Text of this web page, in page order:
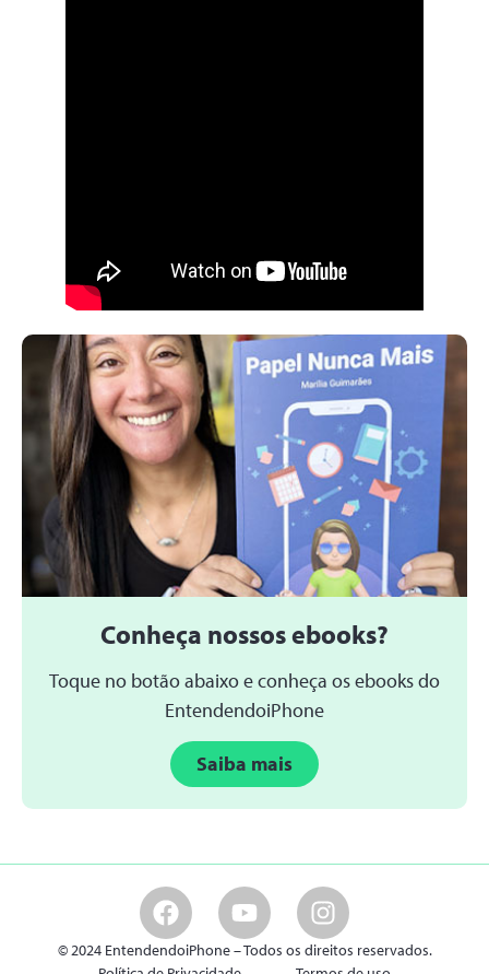
Conheça nossos ebooks?
Toque no botão abaixo e conheça os ebooks do
EntendendoiPhone
Saiba mais
© 2024 EntendendoiPhone – Todos os direitos reservados.